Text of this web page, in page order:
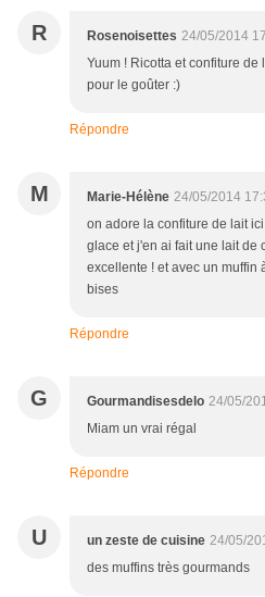
R Rosenoisettes 24/05/2014
Yuum ! Ricotta et confiture
pour le goûter :)
Répondre
M Marie-Hélène 24/05/2014
on adore la confiture de lait
glace et j'en ai fait une lait de
excellente ! et avec un muffin
bises
Répondre
G Gourmandisesdelo 24/05/
Miam un vrai régal
Répondre
U un zeste de cuisine 24/05/
des muffins très gourmands